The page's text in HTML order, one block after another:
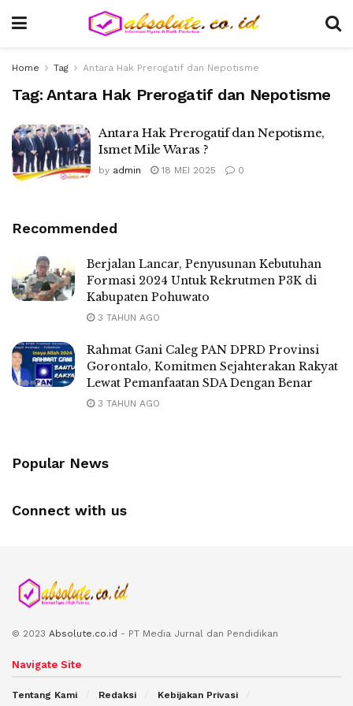
Home Tag Antara Hak Prerogatif dan Nepotisme
Tag: Antara Hak Prerogatif dan Nepotisme
Antara Hak Prerogatif dan Nepotisme,
Ismet Mile Waras ?
by admin 18 MEI 2025 0
Recommended
Berjalan Lancar, Penyusunan Kebutuhan
Formasi 2024 Untuk Rekrutmen P3K di
Kabupaten Pohuwato
3 TAHUN AGO
Rahmat Gani Caleg PAN DPRD Provinsi
Gorontalo, Komitmen Sejahterakan Rakyat
Lewat Pemanfaatan SDA Dengan Benar
3 TAHUN AGO
Popular News
Connect with us
© 2023 Absolute.co.id - PT Media Jurnal dan Pendidikan
Navigate Site
Tentang Kami Redaksi Kebijakan Privasi